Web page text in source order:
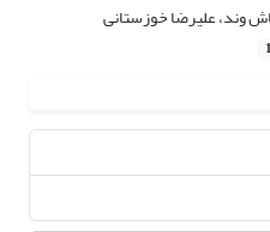
وند، علیرضا خوزستانی